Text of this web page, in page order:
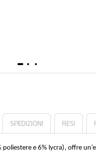
SPEDIZIONI RESI
poliestere e 6% lycra), offre